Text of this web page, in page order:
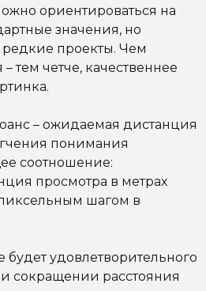
ориентироваться на
значения, но
редкие проекты. Чем
тем четче, качественнее
– ожидаемая дистанция
понимания
соотношение:
просмотра в метрах
шагом в
будет удовлетворительного
сокращении расстояния